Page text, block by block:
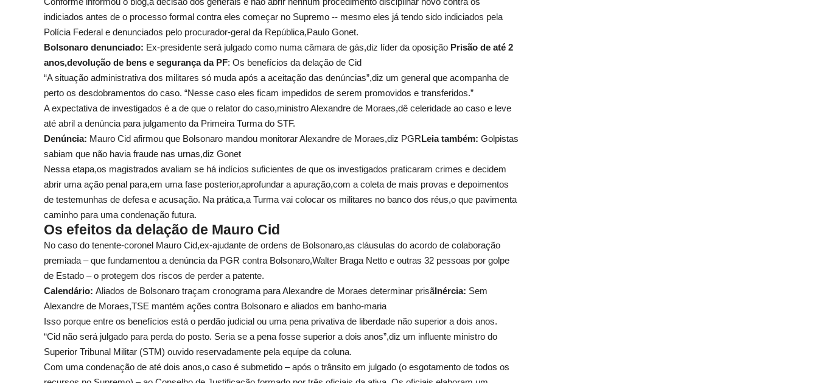
indiciados antes de o processo formal contra eles começar no Supremo -- mesmo eles já tendo sido indiciados pela
Polícia Federal e denunciados pelo procurador-geral da República,Paulo Gonet.
Bolsonaro denunciado: Ex-presidente será julgado como numa câmara de gás,diz líder da oposição Prisão de até 2
anos,devolução de bens e segurança da PF: Os benefícios da delação de Cid
“A situação administrativa dos militares só muda após a aceitação das denúncias”,diz um general que acompanha de
perto os desdobramentos do caso. “Nesse caso eles ficam impedidos de serem promovidos e transferidos.”
A expectativa de investigados é a de que o relator do caso,ministro Alexandre de Moraes,dê celeridade ao caso e leve
até abril a denúncia para julgamento da Primeira Turma do STF.
Denúncia: Mauro Cid afirmou que Bolsonaro mandou monitorar Alexandre de Moraes,diz PGRLeia também: Golpistas
sabiam que não havia fraude nas urnas,diz Gonet
Nessa etapa,os magistrados avaliam se há indícios suficientes de que os investigados praticaram crimes e decidem
abrir uma ação penal para,em uma fase posterior,aprofundar a apuração,com a coleta de mais provas e depoimentos
de testemunhas de defesa e acusação. Na prática,a Turma vai colocar os militares no banco dos réus,o que pavimenta
caminho para uma condenação futura.
Os efeitos da delação de Mauro Cid
No caso do tenente-coronel Mauro Cid,ex-ajudante de ordens de Bolsonaro,as cláusulas do acordo de colaboração
premiada – que fundamentou a denúncia da PGR contra Bolsonaro,Walter Braga Netto e outras 32 pessoas por golpe
de Estado – o protegem dos riscos de perder a patente.
Calendário: Aliados de Bolsonaro traçam cronograma para Alexandre de Moraes determinar prisãInércia: Sem
Alexandre de Moraes,TSE mantém ações contra Bolsonaro e aliados em banho-maria
Isso porque entre os benefícios está o perdão judicial ou uma pena privativa de liberdade não superior a dois anos.
“Cid não será julgado para perda do posto. Seria se a pena fosse superior a dois anos”,diz um influente ministro do
Superior Tribunal Militar (STM) ouvido reservadamente pela equipe da coluna.
Com uma condenação de até dois anos,o caso é submetido – após o trânsito em julgado (o esgotamento de todos os